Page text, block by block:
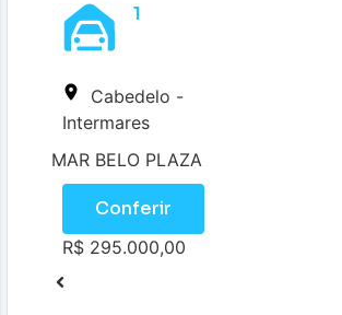
1
Cabedelo -
Intermares
MAR BELO PLAZA
Conferir
R$ 295.000,00